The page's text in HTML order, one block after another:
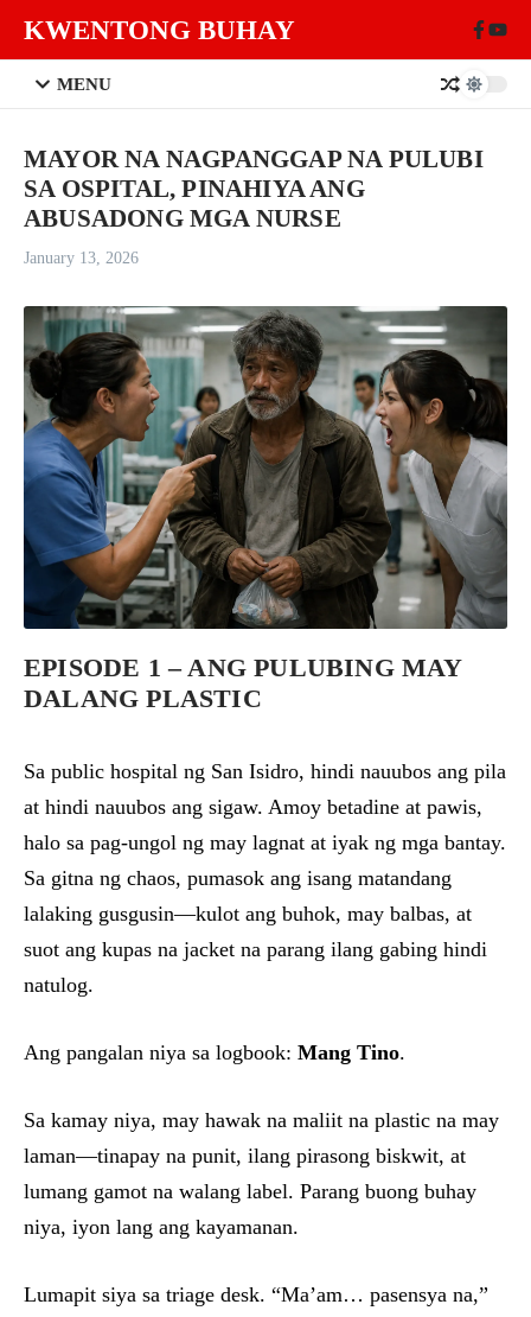
KWENTONG BUHAY
MENU
MAYOR NA NAGPANGGAP NA PULUBI
SA OSPITAL, PINAHIYA ANG
ABUSADONG MGA NURSE
January 13, 2026
EPISODE 1 – ANG PULUBING MAY
DALANG PLASTIC
Sa public hospital ng San Isidro, hindi nauubos ang pila
at hindi nauubos ang sigaw. Amoy betadine at pawis,
halo sa pag-ungol ng may lagnat at iyak ng mga bantay.
Sa gitna ng chaos, pumasok ang isang matandang
lalaking gusgusin—kulot ang buhok, may balbas, at
suot ang kupas na jacket na parang ilang gabing hindi
natulog.
Ang pangalan niya sa logbook: Mang Tino.
Sa kamay niya, may hawak na maliit na plastic na may
laman—tinapay na punit, ilang pirasong biskwit, at
lumang gamot na walang label. Parang buong buhay
niya, iyon lang ang kayamanan.
Lumapit siya sa triage desk. “Ma’am… pasensya na,”